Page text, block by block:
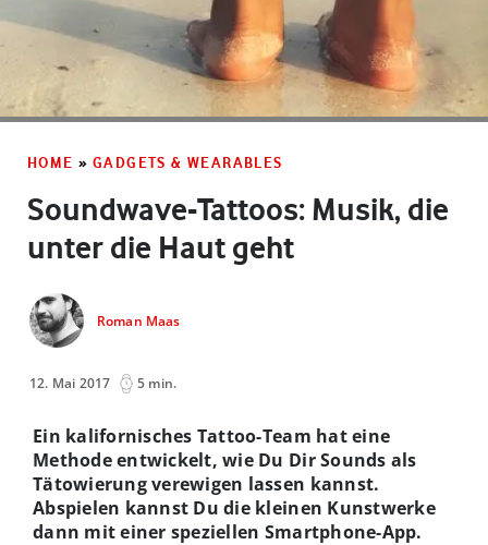
HOME » GADGETS & WEARABLES
Soundwave-Tattoos: Musik, die
unter die Haut geht
Roman Maas
12. Mai 2017 5 min.
Ein kalifornisches Tattoo-Team hat eine
Methode entwickelt, wie Du Dir Sounds als
Tätowierung verewigen lassen kannst.
Abspielen kannst Du die kleinen Kunstwerke
dann mit einer speziellen Smartphone-App.